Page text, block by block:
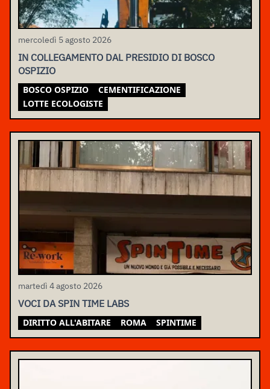
mercoledì 5 agosto 2026
IN COLLEGAMENTO DAL PRESIDIO DI BOSCO
OSPIZIO
BOSCO OSPIZIO
CEMENTIFICAZIONE
LOTTE ECOLOGISTE
martedì 4 agosto 2026
VOCI DA SPIN TIME LABS
DIRITTO ALL'ABITARE ROMA SPINTIME